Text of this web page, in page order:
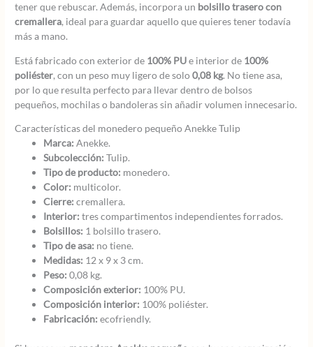
tener que rebuscar. Además, incorpora un bolsillo trasero con
cremallera, ideal para guardar aquello que quieres tener todavía
más a mano.
Está fabricado con exterior de 100% PUe interior de 100%
poliéster, con un peso muy ligero de solo0,08 kg. No tiene asa,
por lo que resulta perfecto para llevar dentro de bolsos
pequeños, mochilas o bandoleras sin añadir volumen innecesario.
Características del monedero pequeño Anekke Tulip
Marca: Anekke.
Subcolección: Tulip.
Tipo de producto: monedero.
Color: multicolor.
Cierre: cremallera.
Interior: tres compartimentos independientes forrados.
Bolsillos: 1 bolsillo trasero.
Tipo de asa: no tiene.
Medidas: 12 x 9 x 3 cm.
Peso: 0,08 kg.
Composición exterior: 100% PU.
Composición interior: 100% poliéster.
Fabricación: ecofriendly.